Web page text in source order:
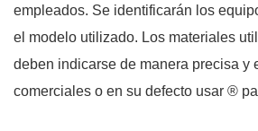
empleados. Se identificarán los
el modelo utilizado. Los materiales
deben indicarse de manera precisa y
comerciales o en su defecto usar ®